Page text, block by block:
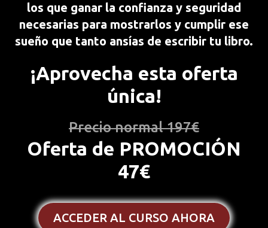
los que ganar la confianza y seguridad
necesarias para mostrarlos y cumplir ese
sueño que tanto ansías de escribir tu libro.
¡Aprovecha esta oferta
única!
Precio normal 197€
Oferta de PROMOCIÓN
47€
ACCEDER AL CURSO AHORA